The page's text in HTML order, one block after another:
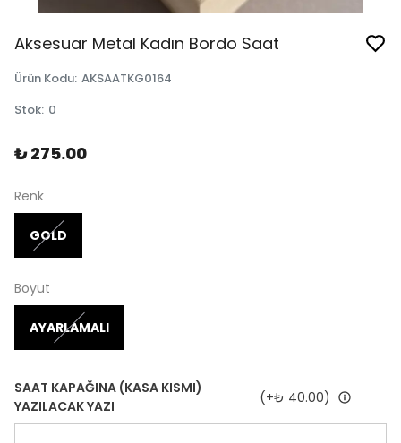
Aksesuar Metal Kadın Bordo Saat
Ürün Kodu: AKSAATKG0164
Stok: 0
₺ 275.00
Renk
GOLD
Boyut
AYARLAMALI
SAAT KAPAĞINA (KASA KISMI)
YAZILACAK YAZI
(+₺ 40.00)